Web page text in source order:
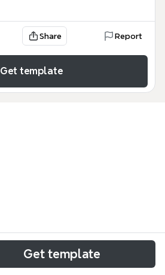
Share Report
Get template
OSI es el nivel más bajo
de sistemas abiertos,
Get template